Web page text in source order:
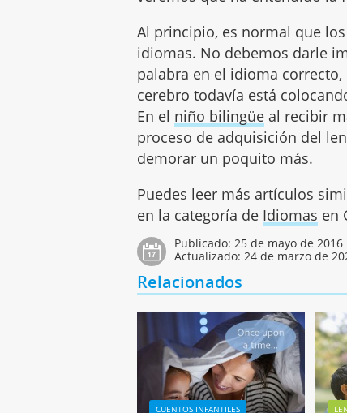
Al principio, es normal que
idiomas. No debemos darle
palabra en el idioma
cerebro todavía está
En el niño bilingüe al recibir
proceso de adquisición del
demorar un poquito más.
Puedes leer más artículos
en la categoría de Idiomas en
Publicado:25 de mayo de 2016
Actualizado:24 de marzo de
Relacionados
CUENTOS INFANTILES